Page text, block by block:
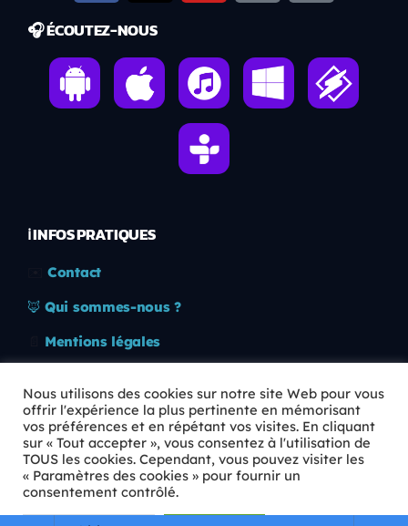
🎧 ÉCOUTEZ-NOUS
ℹ️ INFOS PRATIQUES
Contact
🦊 Qui sommes-nous ?
Mentions légales
🛡️ RGPD
Copyright © 2026 Animkids. Tous droits réservés.
Nous utilisons des cookies sur notre site Web pour vous
offrir l'expérience la plus pertinente en mémorisant
vos préférences et en répétant vos visites. En cliquant
sur « Tout accepter », vous consentez à l'utilisation de
TOUS les cookies. Cependant, vous pouvez visiter les
« Paramètres des cookies » pour fournir un
consentement contrôlé.